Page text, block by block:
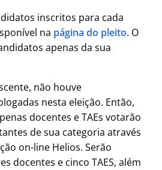
inscritos para cada
na página do pleito. O
apenas da sua
não houve
nesta eleição. Então,
docentes e TAEs votarão
de sua categoria através
on-line Helios. Serão
docentes e cinco TAES, além